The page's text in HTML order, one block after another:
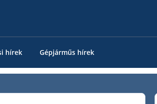
hírek Gépjárműs hírek